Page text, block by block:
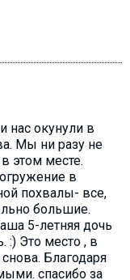
нас окунули в
Мы ни разу не
этом месте.
в
похвалы- все,
большие.
5-летняя дочь
:) Это место , в
Благодаря
спасибо за